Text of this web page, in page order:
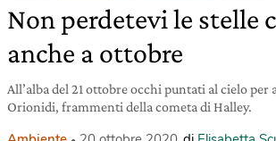
Non perdetevi le stelle
anche a ottobre
All’alba del 21 ottobre occhi puntati al cielo per
Orionidi, frammenti della cometa di Halley.